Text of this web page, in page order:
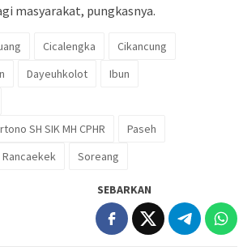
masyarakat, pungkasnya.
Cicalengka
Cikancung
Dayeuhkolot
Ibun
SH SIK MH CPHR
Paseh
Rancaekek Soreang
SEBARKAN